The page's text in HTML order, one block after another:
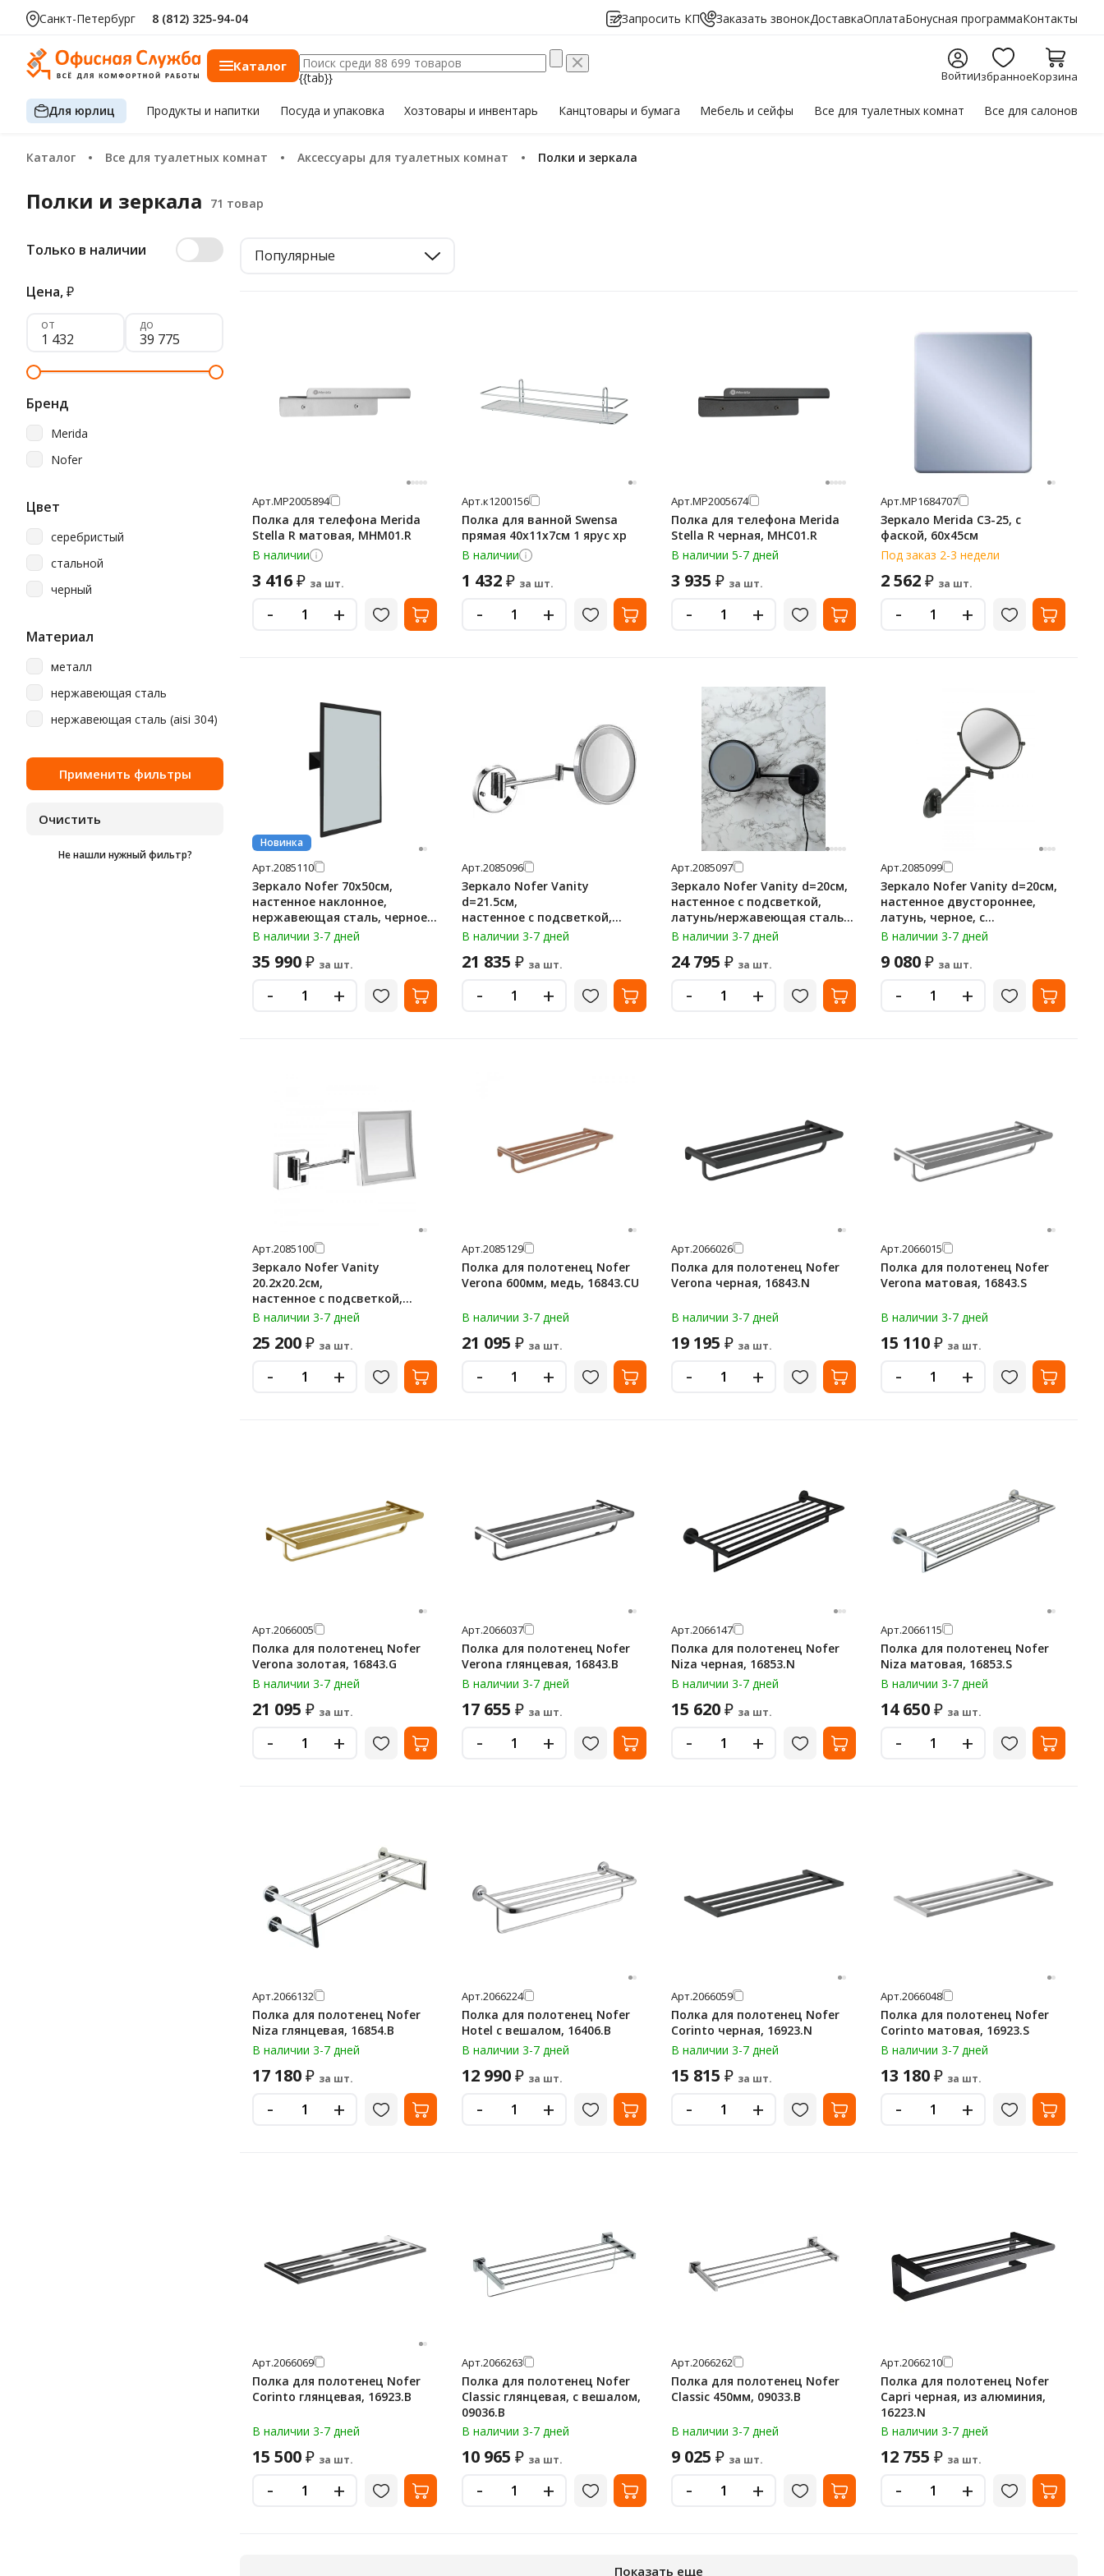
Санкт-Петербург 8 (812) 325-94-04 Запросить КП Заказать звонокДоставкаОплатаБонусная программаКонтакты
Каталог
{{tab}} ВойтиИзбранноеКорзина
Для юрлиц Продуктыи напитки Посуда и упаковка Хозтоварыи инвентарь Канцтовары и бумага Мебельи сейфы Все для туалетных комнат Все для салонов
Каталог Все для туалетных комнат Аксессуары для туалетных комнат Полки и зеркала
Полки и зеркала
Только в наличии
Цена,₽
от до
Бренд
Merida
Nofer
Цвет
серебристый
стальной
черный
Материал
металл
нержавеющая сталь
нержавеющая сталь (aisi 304)
Не нашли нужный фильтр?
Популярные
Арт.МР2005894
Полка для телефона Merida
Stella R матовая, MHM01.R
В наличии
3 416₽ за шт.
- +
Арт.к1200156
Полка для ванной Swensa
прямая 40х11х7см 1 ярус хр
В наличии
1 432₽ за шт.
- +
Арт.МР2005674
Полка для телефона Merida
Stella R черная, MHC01.R
В наличии 5-7 дней
3 935 ₽ за шт.
- +
Арт.МР1684707
Зеркало Merida СЗ-25, с
фаской, 60х45см
Под заказ 2-3 недели
2 562₽ за шт.
- +
Новинка
Арт.2085110
Зеркало Nofer 70х50см,
настенное наклонное,
нержавеющая сталь, черное,
08023.9004
В наличии 3-7 дней
35 990₽ за шт.
- +
Арт.2085096
Зеркало Nofer Vanity
d=21.5см,
настенное с подсветкой,
латунь/нержавеющая сталь,
глянцевое, увеличение х3,
08006.B
В наличии 3-7 дней
21 835 ₽ за шт.
- +
Арт.2085097
Зеркало Nofer Vanity d=20см,
настенное с подсветкой,
латунь/нержавеющая сталь,
черное, увеличение х3,
В наличии 3-7 дней
24 795 ₽ за шт.
- +
Арт.2085099
Зеркало Nofer Vanity d=20см,
настенное двустороннее,
латунь, черное, с
увеличением х5 с одной
стороны, 08009.2.N
В наличии 3-7 дней
9 080₽ за шт.
- +
Арт.2085100
Зеркало Nofer Vanity
20.2х20.2см,
настенное с подсветкой,
латунь, глянцевое, 08003.B
В наличии 3-7 дней
25 200₽ за шт.
- +
Арт.2085129
Полка для полотенец Nofer
Verona 600мм, медь, 16843.CU
В наличии 3-7 дней
21 095 ₽ за шт.
- +
Арт.2066026
Полка для полотенец Nofer
Verona черная, 16843.N
В наличии 3-7 дней
19 195 ₽ за шт.
- +
Арт.2066015
Полка для полотенец Nofer
Verona матовая, 16843.S
В наличии 3-7 дней
15 110₽ за шт.
- +
Арт.2066005
Полка для полотенец Nofer
Verona золотая, 16843.G
В наличии 3-7 дней
21 095 ₽ за шт.
- +
Арт.2066037
Полка для полотенец Nofer
Verona глянцевая, 16843.B
В наличии 3-7 дней
17 655 ₽ за шт.
- +
Арт.2066147
Полка для полотенец Nofer
Niza черная, 16853.N
В наличии 3-7 дней
15 620₽ за шт.
- +
Арт.2066115
Полка для полотенец Nofer
Niza матовая, 16853.S
В наличии 3-7 дней
14 650₽ за шт.
- +
Арт.2066132
Полка для полотенец Nofer
Niza глянцевая, 16854.B
В наличии 3-7 дней
17 180₽ за шт.
- +
Арт.2066224
Полка для полотенец Nofer
Hotel с вешалом, 16406.B
В наличии 3-7 дней
12 990₽ за шт.
- +
Арт.2066059
Полка для полотенец Nofer
Corinto черная, 16923.N
В наличии 3-7 дней
15 815 ₽ за шт.
- +
Арт.2066048
Полка для полотенец Nofer
Corinto матовая, 16923.S
В наличии 3-7 дней
13 180₽ за шт.
- +
Арт.2066069
Полка для полотенец Nofer
Corinto глянцевая, 16923.B
В наличии 3-7 дней
15 500₽ за шт.
- +
Арт.2066263
Полка для полотенец Nofer
Classic глянцевая, с вешалом,
09036.B
В наличии 3-7 дней
10 965 ₽ за шт.
- +
Арт.2066262
Полка для полотенец Nofer
Classic 450мм, 09033.В
В наличии 3-7 дней
9 025 ₽ за шт.
- +
Арт.2066210
Полка для полотенец Nofer
Capri черная, из алюминия,
16223.N
В наличии 3-7 дней
12 755 ₽ за шт.
- +
Показать еще